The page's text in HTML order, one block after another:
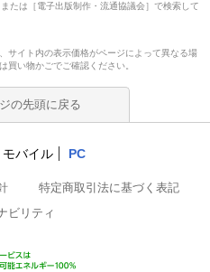
または［電子出版制作・流通協議会］で検索して
サイト内の表示価格がページによって異なる場
買い物かごでご確認ください。
の先頭に戻る
モバイル PC
特定商取引法に基づく表記
ビリティ